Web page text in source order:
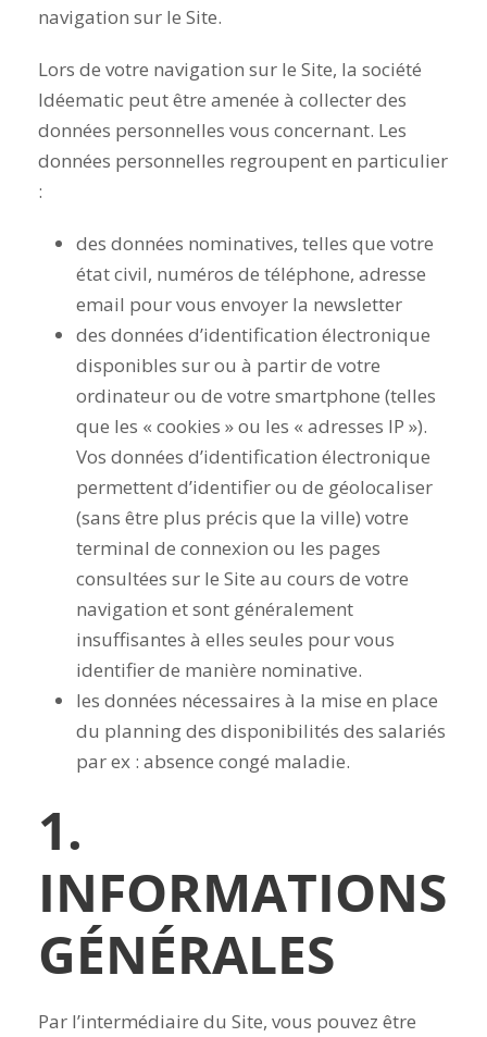
navigation sur le Site.
Lors de votre navigation sur le Site, la société
Idéematic peut être amenée à collecter des
données personnelles vous concernant. Les
données personnelles regroupent en particulier
:
des données nominatives, telles que votre
état civil, numéros de téléphone, adresse
email pour vous envoyer la newsletter
des données d’identification électronique
disponibles sur ou à partir de votre
ordinateur ou de votre smartphone (telles
que les « cookies » ou les « adresses IP »).
Vos données d’identification électronique
permettent d’identifier ou de géolocaliser
(sans être plus précis que la ville) votre
terminal de connexion ou les pages
consultées sur le Site au cours de votre
navigation et sont généralement
insuffisantes à elles seules pour vous
identifier de manière nominative.
les données nécessaires à la mise en place
du planning des disponibilités des salariés
par ex : absence congé maladie.
1.
INFORMATIONS
GÉNÉRALES
Par l’intermédiaire du Site, vous pouvez être